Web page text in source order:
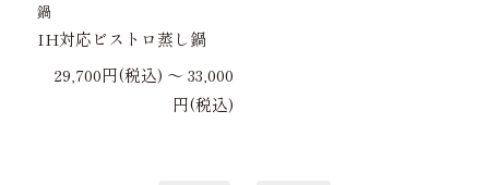
鍋
IH対応ビストロ蒸し鍋
29,700円(税込) 〜 33,000
円(税込)